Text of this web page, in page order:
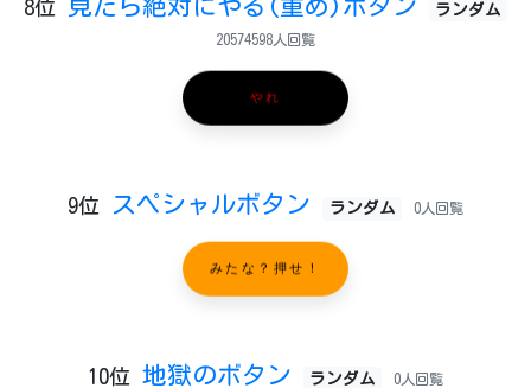
8位 見たら絶対にやる(重め)ボタン ランダム
20574598人回覧
やれ
9位 スペシャルボタン ランダム 0人回覧
みたな？押せ！
10位 地獄のボタン ランダム 0人回覧